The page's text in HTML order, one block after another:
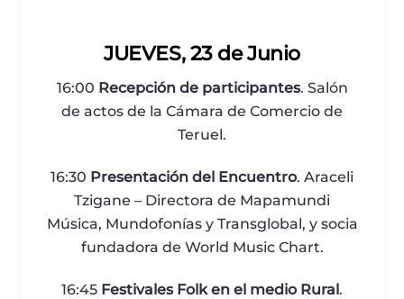
JUEVES, 23 de Junio
16:00 Recepción de participantes. Salón
de actos de la Cámara de Comercio de
Teruel.
16:30 Presentación del Encuentro. Araceli
Tzigane – Directora de Mapamundi
Música, Mundofonías y Transglobal, y socia
fundadora de World Music Chart.
16:45 Festivales Folk en el medio Rural.